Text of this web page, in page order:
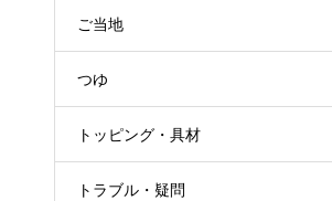
ご当地
つゆ
トッピング・具材
トラブル・疑問